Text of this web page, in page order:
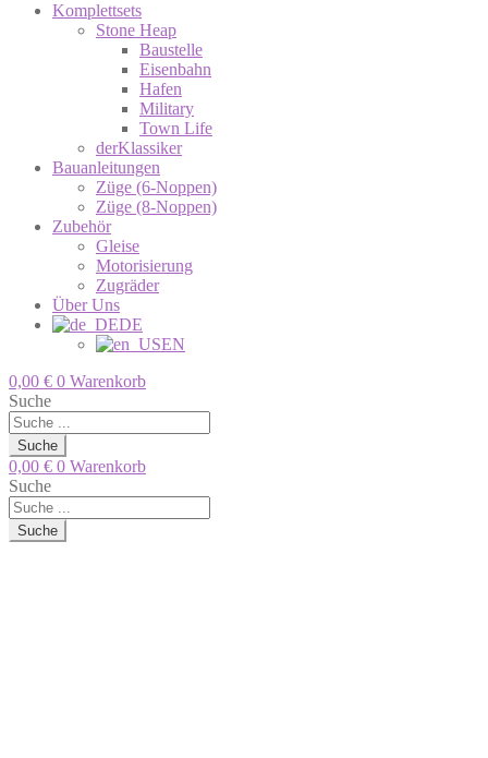
Komplettsets
Stone Heap
Baustelle
Eisenbahn
Hafen
Military
Town Life
derKlassiker
Bauanleitungen
Züge (6-Noppen)
Züge (8-Noppen)
Zubehör
Gleise
Motorisierung
Zugräder
Über Uns
DE
EN
0,00 € 0 Warenkorb
Suche
Suche
0,00 € 0 Warenkorb
Suche
Suche